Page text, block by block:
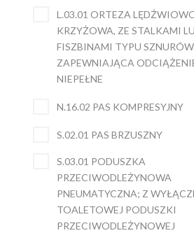
L.03.01 ORTEZA
KRZYŻOWA, ZE STALKAMI
FISZBINAMI TYPU
ZAPEWNIAJĄCA
NIEPEŁNE
N.16.02 PAS KOMPRESYJNY
S.02.01 PAS BRZUSZNY
S.03.01 PODUSZKA
PRZECIWODLEŻYNOWA
PNEUMATYCZNA; Z
TOALETOWEJ PODUSZKI
PRZECIWODLEŻYNOWEJ